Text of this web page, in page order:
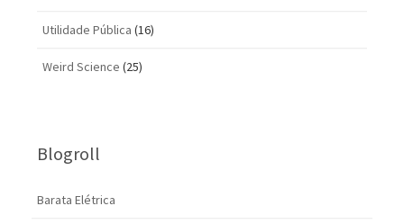
Utilidade Pública (16)
Weird Science (25)
Blogroll
Barata Elétrica